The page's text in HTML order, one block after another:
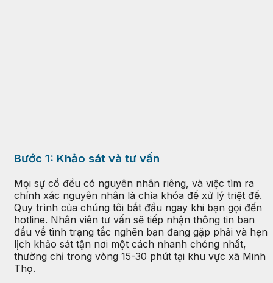
Bước 1: Khảo sát và tư vấn
Mọi sự cố đều có nguyên nhân riêng, và việc tìm ra
chính xác nguyên nhân là chìa khóa để xử lý triệt để.
Quy trình của chúng tôi bắt đầu ngay khi bạn gọi đến
hotline. Nhân viên tư vấn sẽ tiếp nhận thông tin ban
đầu về tình trạng tắc nghẽn bạn đang gặp phải và hẹn
lịch khảo sát tận nơi một cách nhanh chóng nhất,
thường chỉ trong vòng 15-30 phút tại khu vực xã Minh
Thọ.